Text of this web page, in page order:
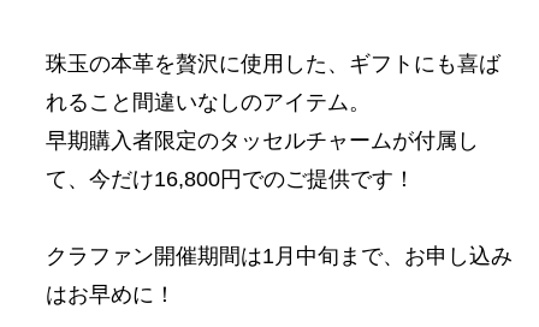
珠玉の本革を贅沢に使用した、ギフトにも喜ば
れること間違いなしのアイテム。
早期購入者限定のタッセルチャームが付属し
て、今だけ16,800円でのご提供です！
クラファン開催期間は1月中旬まで、お申し込み
はお早めに！